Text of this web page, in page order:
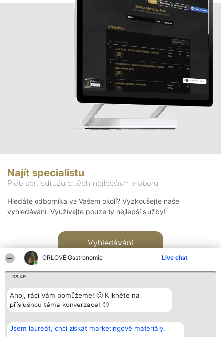
ORLOVÉ Gastronomie Live chat
08:49
Ahoj, rádi Vám pomůžeme! 🙂 Klikněte na
příslušnou téma konverzace! 🙂
Jsem laureát, chci získat marketingové materiály.
Najít specialistu
Plebiscit sdružuje těch nejlepších v oboru
Hledáte odborníka ve Vašem okolí? Vyzkoušejte naše
vyhledávání. Využívejte pouze ty nejlepší služby!
Vyhledávání
Bright Side Solutions sp. z o.
o. sp. k.
Vítězové
Seznam všech
Kontakt